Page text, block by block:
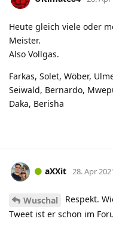
Heute gleich viele oder
Meister.
Also Vollgas.
Farkas, Solet, Wöber,
Seiwald, Bernardo,
Daka, Berisha
aXXit 28. Apr
Wuschal
Respekt.
Tweet ist er schon im